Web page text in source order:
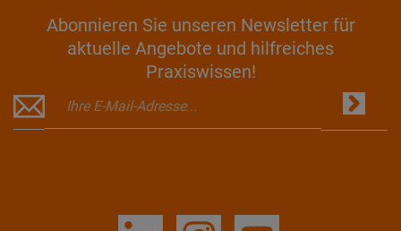
Abonnieren Sie unseren Newsletter für
aktuelle Angebote und hilfreiches
Praxiswissen!